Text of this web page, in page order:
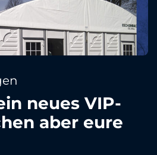
neues VIP-
aber eure